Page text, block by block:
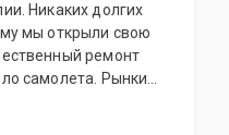
Никаких долгих
мы открыли свою
ремонт
самолета. Рынки
узлами. Мы